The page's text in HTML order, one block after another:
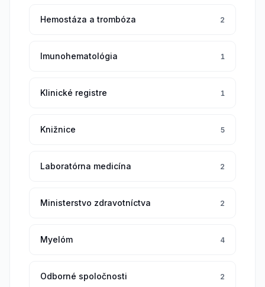
Hemostáza a trombóza 2
Imunohematológia 1
Klinické registre 1
Knižnice 5
Laboratórna medicína 2
Ministerstvo zdravotníctva 2
Myelóm 4
Odborné spoločnosti 2